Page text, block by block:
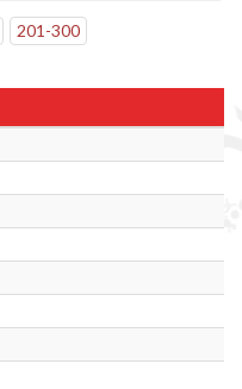
201-300